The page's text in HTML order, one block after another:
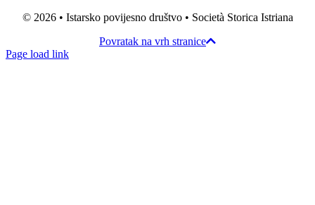
© 2026 • Istarsko povijesno društvo • Società Storica Istriana
Povratak na vrh stranice
Page load link